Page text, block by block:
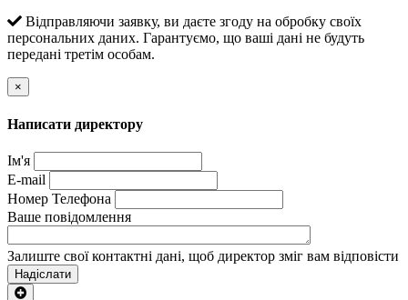
Відправляючи заявку, ви даєте згоду на обробку своїх
персональних даних. Гарантуємо, що ваші дані не будуть
передані третім особам.
×
Написати директору
Ім'я
E-mail
Номер Телефона
Ваше повідомлення
Залиште свої контактні дані, щоб директор зміг вам відповісти
Надіслати